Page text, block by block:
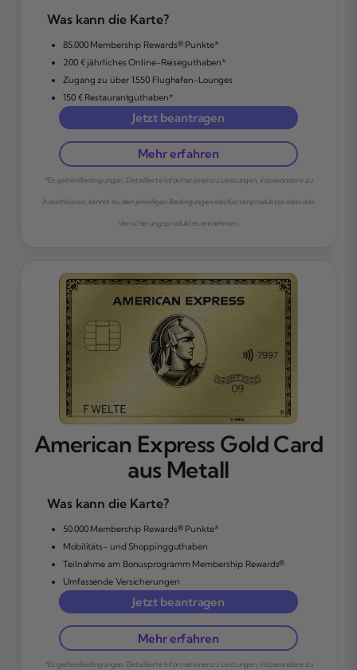
Was kann die Karte?
85.000 Membership Rewards® Punkte*
200 € jährliches Online-Reiseguthaben*
Zugang zu über 1.550 Flughafen-Lounges
150 € Restaurantguthaben*
Jetzt beantragen
Mehr erfahren
*Es gelten Bedingungen. Detaillierte Informationen zu Leistungen, insbesondere zu
Ausschlüssen, kannst du den jeweiligen Bedingungen des Kartenproduktes oder des
Versicherungsproduktes entnehmen.
American Express Gold Card
aus Metall
Was kann die Karte?
50.000 Membership Rewards® Punkte*
Mobilitäts- und Shoppingguthaben
Teilnahme am Bonusprogramm Membership Rewards®
Umfassende Versicherungen
Jetzt beantragen
Mehr erfahren
*Es gelten Bedingungen. Detaillierte Informationen zu Leistungen, insbesondere zu